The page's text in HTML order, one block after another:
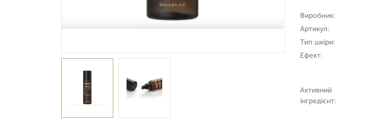
Виробник:
Артикул:
Тип шкіри:
Ефект:
Активний
інгредієнт: